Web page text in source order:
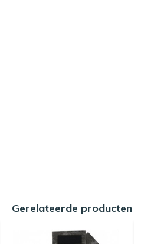
Gerelateerde producten